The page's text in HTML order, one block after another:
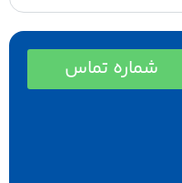
شماره تماس